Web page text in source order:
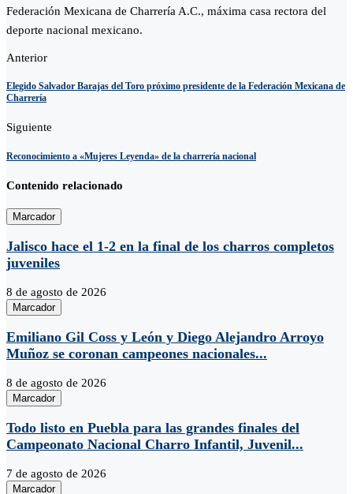
Federación Mexicana de Charrería A.C., máxima casa rectora del
deporte nacional mexicano.
Anterior
Elegido Salvador Barajas del Toro próximo presidente de la Federación Mexicana de
Charrería
Siguiente
Reconocimiento a «Mujeres Leyenda» de la charrería nacional
Contenido relacionado
Marcador
Jalisco hace el 1-2 en la final de los charros completos
juveniles
8 de agosto de 2026
Marcador
Emiliano Gil Coss y León y Diego Alejandro Arroyo
Muñoz se coronan campeones nacionales...
8 de agosto de 2026
Marcador
Todo listo en Puebla para las grandes finales del
Campeonato Nacional Charro Infantil, Juvenil...
7 de agosto de 2026
Marcador